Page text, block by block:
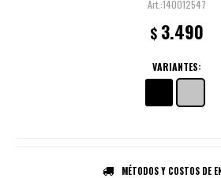
140012547
$ 3.490
VARIANTES:
MÉTODOS Y COSTOS DE